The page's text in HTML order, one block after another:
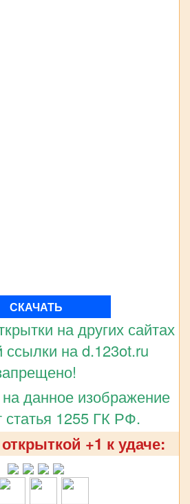
СКАЧАТЬ
на других сайтах
ссылки на d.123ot.ru
данное изображение
1255 ГК РФ.
+1 к удаче: